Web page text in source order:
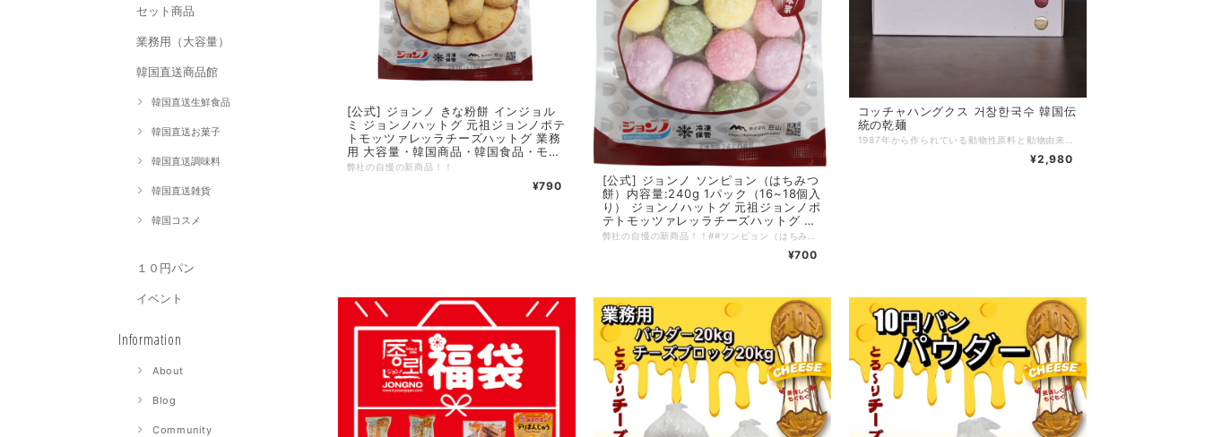
セット商品
業務用（大容量）
韓国直送商品館
韓国直送生鮮食品
韓国直送お菓子
韓国直送調味料
韓国直送雑貨
韓国コスメ
１０円パン
イベント
Information
About
Blog
Community
[公式] ジョンノ きな粉餅 インジョル
ミ ジョンノハットグ 元祖ジョンノポテ
トモッツァレッラチーズハットグ 業務
用 大容量・韓国商品・韓国食品・モッ
バン youtube asmr チーズボール 10
弊社の自慢の新商品！！
¥790
[公式] ジョンノ ソンピョン（はちみつ
餅）内容量:240g 1パック（16~18個入
り） ジョンノハットグ 元祖ジョンノポ
テトモッツァレッラチーズハットグ 業
務用 大容量・韓国商品・韓国食品・モ
¥700
コッチャハングクス 거창한국수 韓国伝
統の乾麺
¥2,980